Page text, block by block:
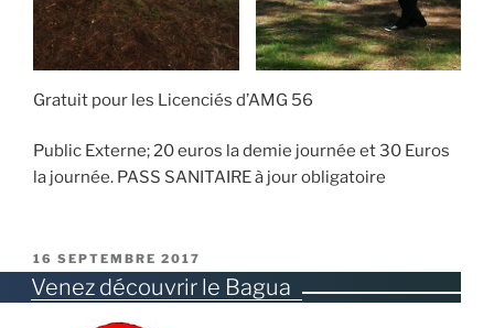
Gratuit pour les Licenciés d’AMG 56
Public Externe; 20 euros la demie journée et 30 Euros
la journée. PASS SANITAIRE à jour obligatoire
PUBLIÉ
LE
16 SEPTEMBRE 2017
Venez découvrir le Bagua